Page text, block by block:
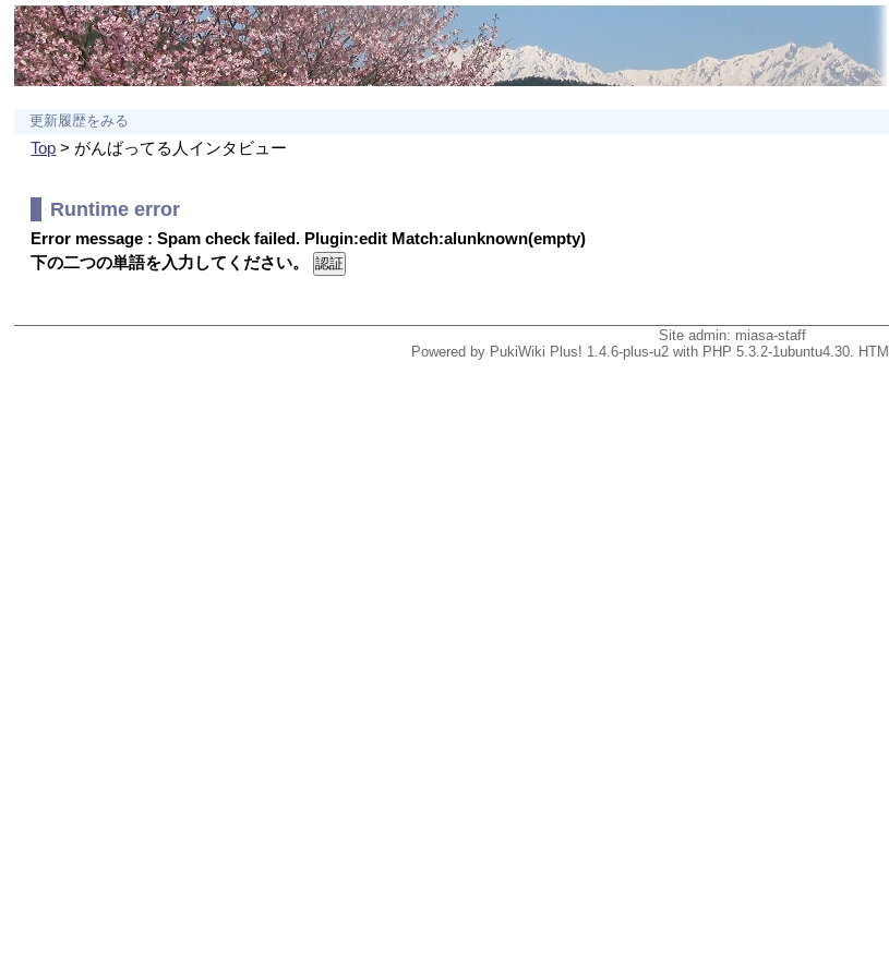
更新履歴をみる
Top > がんばってる人インタビュー
Runtime error
Error message : Spam check failed. Plugin:edit Match:alunknown(empty)
下の二つの単語を入力してください。
Site admin: miasa-staff
Powered by PukiWiki Plus! 1.4.6-plus-u2 with PHP 5.3.2-1ubuntu4.30.